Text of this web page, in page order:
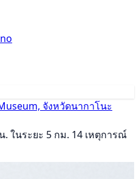
จังหวัดนากาโนะ
. ในระยะ 5 กม. 14 เหตุการณ์